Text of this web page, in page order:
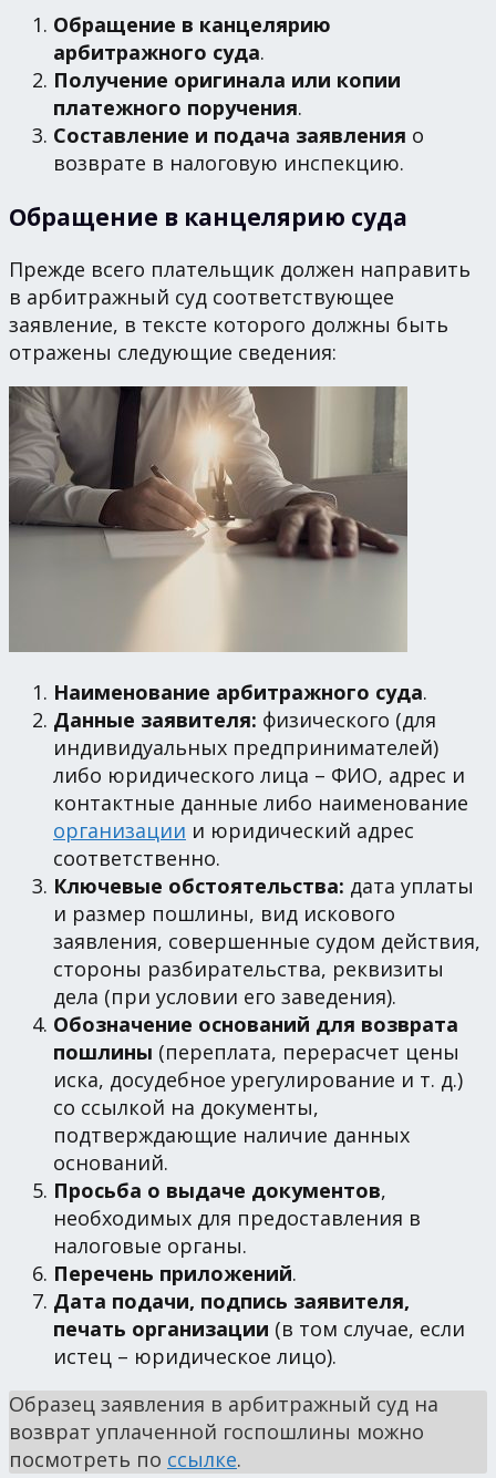
Обращение в канцелярию
арбитражного суда.
Получение оригинала или копии
платежного поручения.
Составление и подача заявления о
возврате в налоговую инспекцию.
Обращение в канцелярию суда
Прежде всего плательщик должен направить
в арбитражный суд соответствующее
заявление, в тексте которого должны быть
отражены следующие сведения:
Наименование арбитражного суда.
Данные заявителя: физического (для
индивидуальных предпринимателей)
либо юридического лица – ФИО, адрес и
контактные данные либо наименование
организации и юридический адрес
соответственно.
Ключевые обстоятельства: дата уплаты
и размер пошлины, вид искового
заявления, совершенные судом действия,
стороны разбирательства, реквизиты
дела (при условии его заведения).
Обозначение оснований для возврата
пошлины (переплата, перерасчет цены
иска, досудебное урегулирование и т. д.)
со ссылкой на документы,
подтверждающие наличие данных
оснований.
Просьба о выдаче документов,
необходимых для предоставления в
налоговые органы.
Перечень приложений.
Дата подачи, подпись заявителя,
печать организации (в том случае, если
истец – юридическое лицо).
Образец заявления в арбитражный суд на
возврат уплаченной госпошлины можно
посмотреть по ссылке.